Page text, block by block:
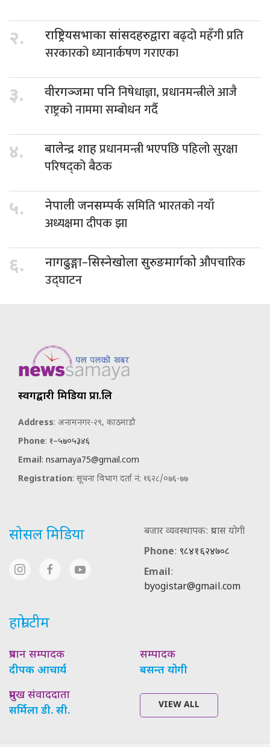
२. राष्ट्रियसभाका सांसदहरुद्वाराबढ्दो महँगी प्रति
सरकारको ध्यानार्कषण गराएका
३. वीरगञ्जमा पनिनिषेधाज्ञा, प्रधानमन्त्रीले आजै
राष्ट्रको नाममा सम्बोधन गर्दै
४. बालेन्द्र शाहप्रधानमन्त्री भएपछि पहिलो सुरक्षा
परिषद्को बैठक
५. नेपाली जनसम्पर्कसमिति भारतको नयाँ
अध्यक्षमा दीपक झा
६. नागढुङ्गा–सिस्नेखोला सुरुङमार्गकोऔपचारिक
उद्घाटन
स्वर्गद्वारी मिडिया प्रा.लि
Address: अनामनगर-२९, काठमाडौ
Phone: १–५७०५३४६
Email: nsamaya75@gmail.com
Registration: सूचना विभाग दर्ता नं: १६२८/०७६-७७
सोसल मिडिया
बजार व्यवस्थापक: प्रयास योगी
Phone: ९८४१६२४७०८
Email:
byogistar@gmail.com
हाम्रो टीम
प्रधान सम्पादक
दीपक आचार्य
सम्पादक
बसन्त योगी
प्रमुख संवाददाता
सर्मिला डी. सी.
VIEW ALL